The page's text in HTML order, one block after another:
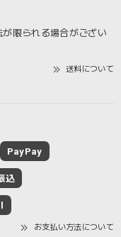
限られる場合がござい
送料について
PayPay
込
お支払い方法について